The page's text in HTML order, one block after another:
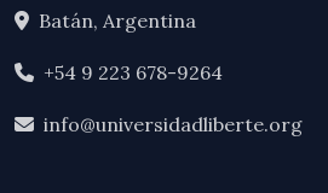
Batán, Argentina
+54 9 223 678-9264
info@universidadliberte.org